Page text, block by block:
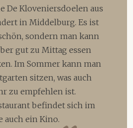
De Kloveniersdoelen aus
in Middelburg. Es ist
sondern man kann
gut zu Mittag essen
Im Sommer kann man
sitzen, was auch
zu empfehlen ist.
befindet sich im
auch ein Kino.